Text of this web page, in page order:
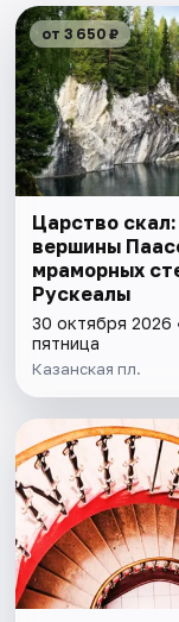
от 3 650 ₽
Царство скал:
вершины
мраморных
Рускеалы
30 октября 2026
пятница
Казанская пл.